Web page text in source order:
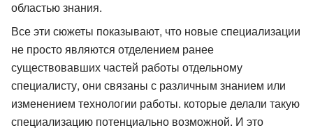
областью знания.
Все эти сюжеты показывают, что новые специализации
не просто являются отделением ранее
существовавших частей работы отдельному
специалисту, они связаны с различным знанием или
изменением технологии работы. которые делали такую
специализацию потенциально возможной. И это